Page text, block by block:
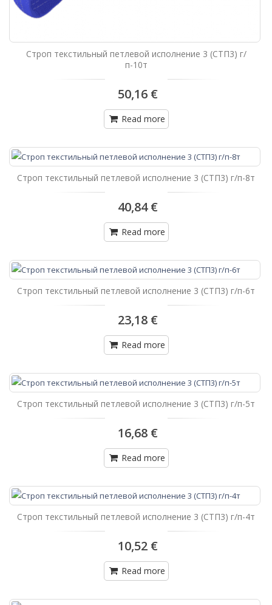
Строп текстильный петлевой исполнение 3 (СТП3) г/
п-10т
50,16 €
Read more
Строп текстильный петлевой исполнение 3 (СТП3) г/п-8т
40,84 €
Read more
Строп текстильный петлевой исполнение 3 (СТП3) г/п-6т
23,18 €
Read more
Строп текстильный петлевой исполнение 3 (СТП3) г/п-5т
16,68 €
Read more
Строп текстильный петлевой исполнение 3 (СТП3) г/п-4т
10,52 €
Read more